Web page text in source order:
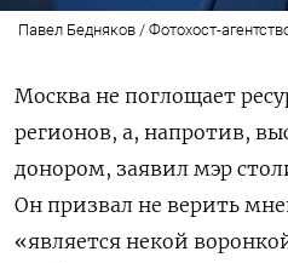
Павел Бедняков / Фотохост-
Москва не поглощает
регионов, а, напротив,
донором, заявил мэр
Он призвал не верить
«является некой